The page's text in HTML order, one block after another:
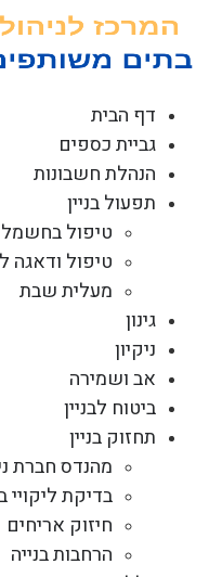
דף הבית
גביית כספים
הנהלת חשבונות
תפעול בניין
טיפול בחשמל
טיפול ודאגה
מעלית שבת
גינון
ניקיון
אב ושמירה
ביטוח לבניין
תחזוק בניין
מהנדס חברת
בדיקת ליקויי
חיזוק אריחים
הרחבות בנייה